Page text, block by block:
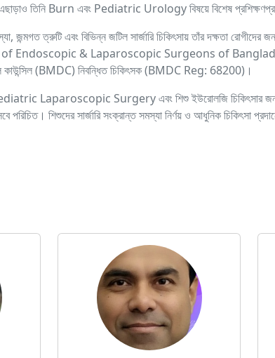
তিনি Burn এবং Pediatric Urology বিষয়ে বিশেষ
জন্মগত ত্রুটি এবং বিভিন্ন জটিল সার্জারি চিকিৎসায় তাঁর দক্ষতা
of Endoscopic & Laparoscopic Surgeons of
কাউন্সিল (BMDC) নিবন্ধিত চিকিৎসক (BMDC Reg: 68200)।
Pediatric Laparoscopic Surgery এবং শিশু ইউরোলজি চিকিৎসার জন্য
শিশুদের সার্জারি সংক্রান্ত সমস্যা নির্ণয় ও আধুনিক চিকিৎসা